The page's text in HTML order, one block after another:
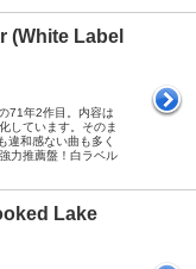
(White Label
71年2作目。内容は
しています。そのま
違和感ない曲も多く
力推薦盤！白ラベル
Lake